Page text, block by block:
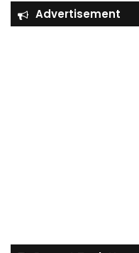
Advertisement